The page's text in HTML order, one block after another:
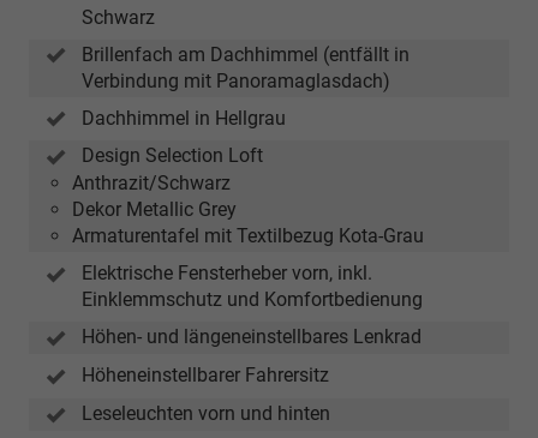
Schwarz
Brillenfach am Dachhimmel (entfällt in
Verbindung mit Panoramaglasdach)
Dachhimmel in Hellgrau
Design Selection Loft
Anthrazit/Schwarz
Dekor Metallic Grey
Armaturentafel mit Textilbezug Kota-Grau
Elektrische Fensterheber vorn, inkl.
Einklemmschutz und Komfortbedienung
Höhen- und längeneinstellbares Lenkrad
Höheneinstellbarer Fahrersitz
Leseleuchten vorn und hinten